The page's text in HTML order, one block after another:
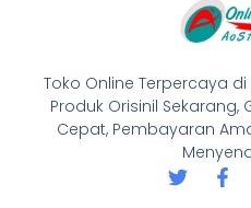
Toko Online Terpercaya
Produk Orisinil Sekarang,
Cepat, Pembayaran